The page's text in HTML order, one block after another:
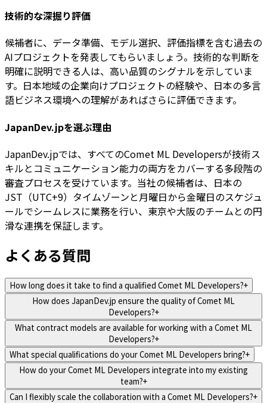
技術的な深掘り評価
候補者に、データ準備、モデル選択、評価指標を含む過去の
AIプロジェクトを発表してもらいましょう。技術的な判断を
明確に説明できる人は、高い品質のシグナルを示していま
す。日本地域の企業向けプロジェクトの経験や、日本の多言
語ビジネス環境への理解があればさらに評価できます。
JapanDev.jpを選ぶ理由
JapanDev.jpでは、すべてのComet ML Developersが技術ス
キルとコミュニケーション能力の両方をカバーする多段階の
審査プロセスを受けています。当社の候補者は、日本の
JST（UTC+9）タイムゾーンと月曜日から金曜日のスケジュ
ールでシームレスに業務を行い、東京や大阪のチームとの円
滑な連携を保証します。
よくある質問
How long does it take to find a qualified Comet ML Developers?+
How does JapanDev.jp ensure the quality of Comet ML
Developers?+
What contract models are available for working with a Comet ML
Developers?+
What special qualifications do your Comet ML Developers bring?+
How do your Comet ML Developers integrate into my existing
team?+
Can I flexibly scale the collaboration with a Comet ML Developers?+